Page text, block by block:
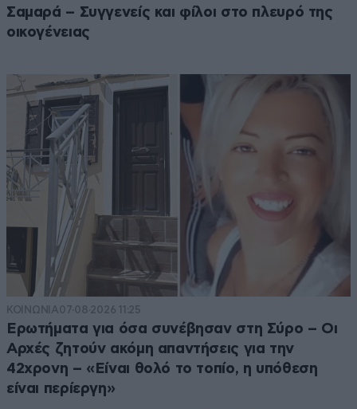
Σαμαρά – Συγγενείς και φίλοι στο πλευρό της
οικογένειας
ΚΟΙΝΩΝΙΑ07·08·2026 11:25
Ερωτήματα για όσα συνέβησαν στη Σύρο – Οι
Αρχές ζητούν ακόμη απαντήσεις για την
42χρονη – «Είναι θολό το τοπίο, η υπόθεση
είναι περίεργη»